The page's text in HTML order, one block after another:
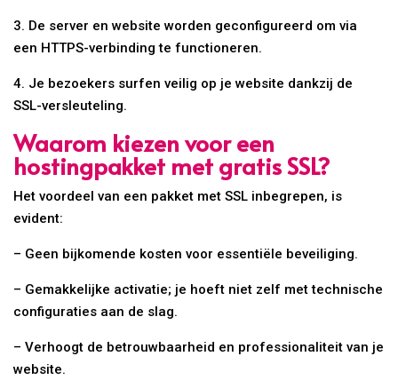
3. De server en website worden geconfigureerd om via
een HTTPS-verbinding te functioneren.
4. Je bezoekers surfen veilig op je website dankzij de
SSL-versleuteling.
Waarom kiezen voor een
hostingpakket met gratis SSL?
Het voordeel van een pakket met SSL inbegrepen, is
evident:
– Geen bijkomende kosten voor essentiële beveiliging.
– Gemakkelijke activatie; je hoeft niet zelf met technische
configuraties aan de slag.
– Verhoogt de betrouwbaarheid en professionaliteit van je
website.